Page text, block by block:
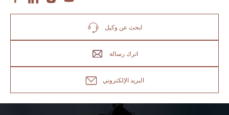
ابحث عن وكيل
اترك رسالة
البريد الإلكتروني